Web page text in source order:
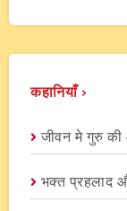
कहानियाँ ›
जीवन मे गुरु की
भक्त प्रहलाद